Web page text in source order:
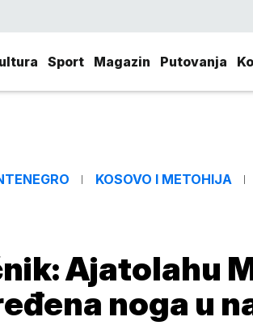
Sport Magazin Putovanja
KOSOVO I METOHIJA
Ajatolahu
noga u